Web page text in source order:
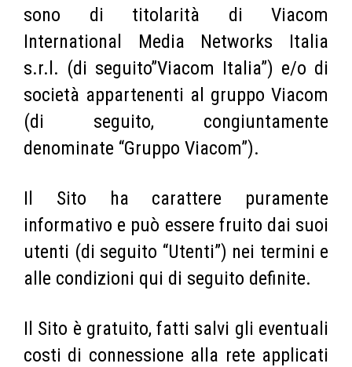
sono di titolarità di Viacom
International Media Networks Italia
s.r.l. (di seguito”Viacom Italia”) e/o di
società appartenenti al gruppo Viacom
(di seguito, congiuntamente
denominate “Gruppo Viacom”).
Il Sito ha carattere puramente
informativo e può essere fruito dai suoi
utenti (di seguito “Utenti”) nei termini e
alle condizioni qui di seguito definite.
Il Sito è gratuito, fatti salvi gli eventuali
costi di connessione alla rete applicati